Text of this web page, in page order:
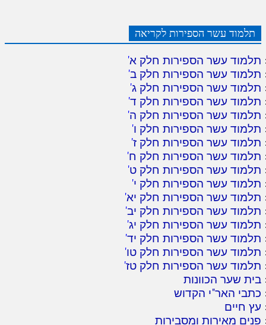
דף היומי בזוהר הקדוש
תלמוד עשר הספירות לקריאה
תלמוד עשר הספירות חלק א'
תלמוד עשר הספירות חלק ב'
תלמוד עשר הספירות חלק ג'
תלמוד עשר הספירות חלק ד'
תלמוד עשר הספירות חלק ה'
תלמוד עשר הספירות חלק ו'
תלמוד עשר הספירות חלק ז'
תלמוד עשר הספירות חלק ח'
תלמוד עשר הספירות חלק ט'
תלמוד עשר הספירות חלק י'
תלמוד עשר הספירות חלק יא'
תלמוד עשר הספירות חלק יב'
תלמוד עשר הספירות חלק יג'
תלמוד עשר הספירות חלק יד'
תלמוד עשר הספירות חלק טו'
תלמוד עשר הספירות חלק טז'
בית שער הכוונות
כתבי האר"י הקדוש
עץ חיים
פנים מאירות ומסבירות